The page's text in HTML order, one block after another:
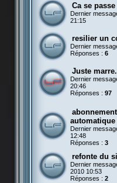
Ca se
Dernier
21:15
resilier un
Dernier
Réponses : 6
Juste
Dernier
20:46
Réponses : 97
automatique
Dernier
12:48
Réponses : 3
refonte du
Dernier
2010 10:53
Réponses : 2